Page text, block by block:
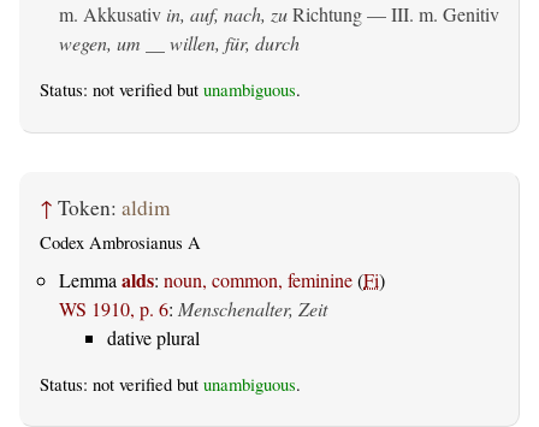
m. Akkusativ in, auf, nach, zuRichtung — III. m. Genitiv
wegen, um __ willen, für, durch
Status: not verified but unambiguous.
↑ Token: aldim
Codex Ambrosianus A
Lemma alds: noun, common, feminine(Fi)
WS 1910, p. 6: Menschenalter, Zeit
dative plural
Status: not verified but unambiguous.